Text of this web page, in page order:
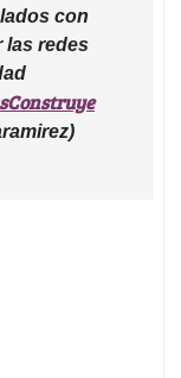
con
las redes